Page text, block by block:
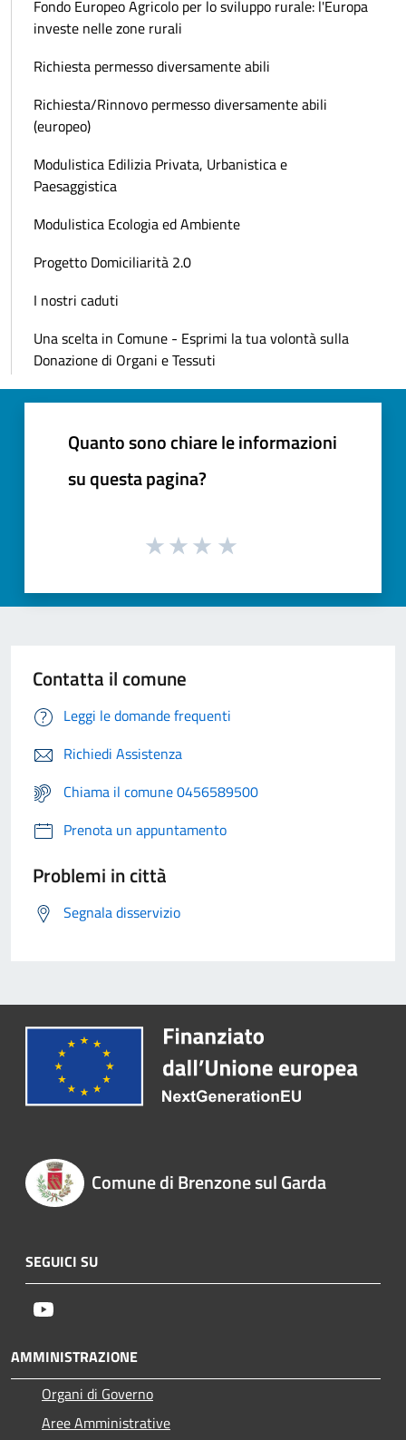
Fondo Europeo Agricolo per lo sviluppo rurale: l'Europa
investe nelle zone rurali
Richiesta permesso diversamente abili
Richiesta/Rinnovo permesso diversamente abili
(europeo)
Modulistica Edilizia Privata, Urbanistica e
Paesaggistica
Modulistica Ecologia ed Ambiente
Progetto Domiciliarità 2.0
I nostri caduti
Una scelta in Comune - Esprimi la tua volontà sulla
Donazione di Organi e Tessuti
Quanto sono chiare le informazioni
su questa pagina?
Contatta il comune
Leggi le domande frequenti
Richiedi Assistenza
Chiama il comune 0456589500
Prenota un appuntamento
Problemi in città
Segnala disservizio
Comune di Brenzone sul Garda
SEGUICI SU
AMMINISTRAZIONE
Organi di Governo
Aree Amministrative